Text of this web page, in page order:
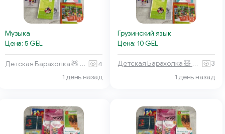
Музыка
Цена: 5 GEL
Детская Барахолка 🧸 Батуми
4
1 день назад
Грузинский язык
Цена: 10 GEL
Детская Барахолка 🧸 Батуми
3
1 день назад